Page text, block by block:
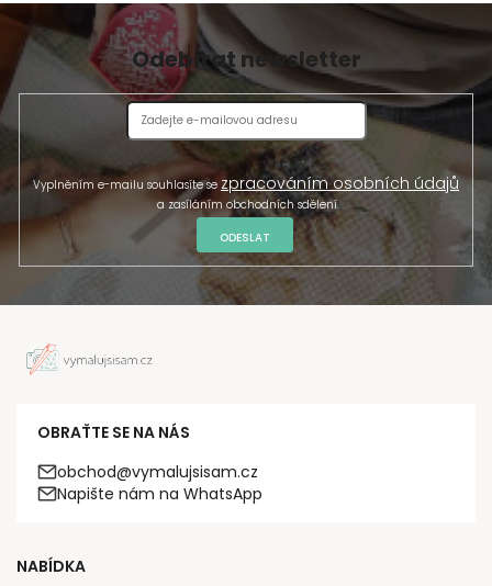
Odebírat newsletter
Vyplněním e-mailu souhlasíte se zpracováním osobních údajů
a zasíláním obchodních sdělení.
ODESLAT
OBRAŤTE SE NA NÁS
obchod@vymalujsisam.cz
Napište nám na WhatsApp
NABÍDKA